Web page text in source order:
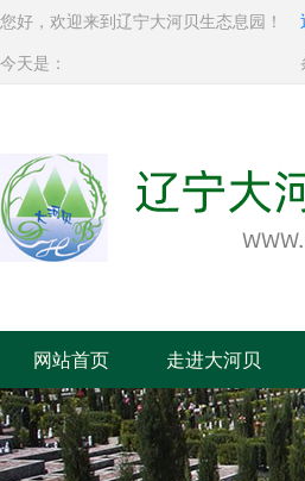
您好，欢迎来到辽宁大河贝生态息园！
今天是：
网站首页 走进大河贝